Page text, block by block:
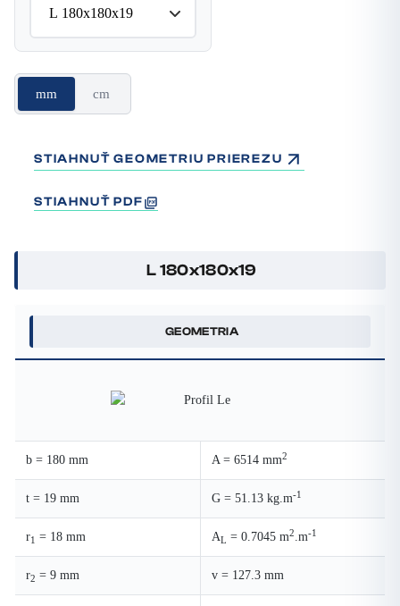
mm cm
STIAHNUŤ GEOMETRIU PRIEREZU
STIAHNUŤ PDF
L 180x180x19
GEOMETRIA
b = 180 mm A = 6514 mm2
t = 19 mm G = 51.13 kg.m-1
r1 = 18 mm AL = 0.7045 m2.m-1
r2 = 9 mm v = 127.3 mm